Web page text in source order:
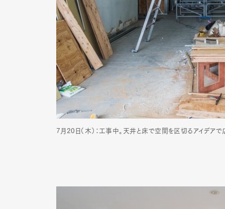
7月20日（木）：工事中。天井と床で空間を区切るアイデア